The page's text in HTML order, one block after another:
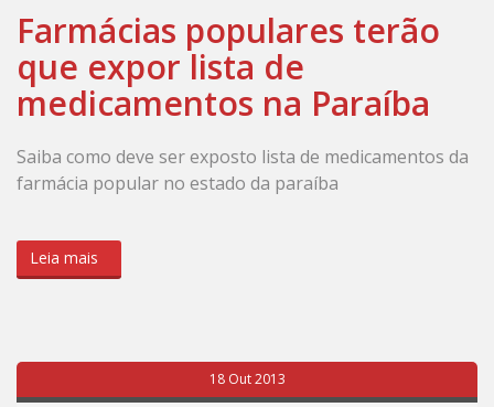
Farmácias populares terão
que expor lista de
medicamentos na Paraíba
Saiba como deve ser exposto lista de medicamentos da
farmácia popular no estado da paraíba
Leia mais
18 Out 2013